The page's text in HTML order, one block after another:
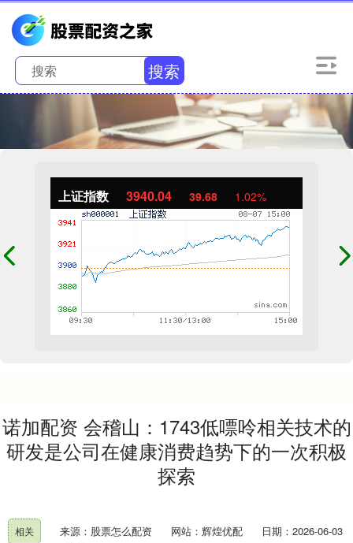
搜索
上证指数 3940.04 39.68 1.02%
诺加配资 会稽山：1743低嘌呤相关技术的
研发是公司在健康消费趋势下的一次积极
探索
相关 来源：股票怎么配资 网站：辉煌优配
日期：2026-06-03